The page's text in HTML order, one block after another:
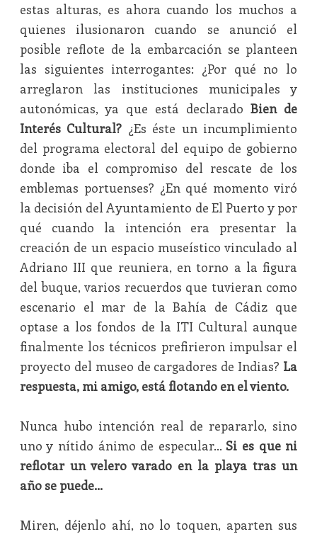
estas alturas, es ahora cuando los muchos a
quienes ilusionaron cuando se anunció el
posible reflote de la embarcación se planteen
las siguientes interrogantes: ¿Por qué no lo
arreglaron las instituciones municipales y
autonómicas, ya que está declaradoBien de
Interés Cultural? ¿Es éste un incumplimiento
del programa electoral del equipo de gobierno
donde iba el compromiso del rescate de los
emblemas portuenses? ¿En qué momento viró
la decisión del Ayuntamiento de El Puerto y por
qué cuando la intención era presentar la
creación de un espacio museístico vinculado al
Adriano III que reuniera, en torno a la figura
del buque, varios recuerdos que tuvieran como
escenario el mar de la Bahía de Cádiz que
optase a los fondos de la ITI Cultural aunque
finalmente los técnicos prefirieron impulsar el
proyecto del museo de cargadores de Indias? La
respuesta, mi amigo, está flotando en el viento.
Nunca hubo intención real de repararlo, sino
uno y nítido ánimo de especular…Si es que ni
reflotar un velero varado en la playa tras un
año se puede…
Miren, déjenlo ahí, no lo toquen, aparten sus